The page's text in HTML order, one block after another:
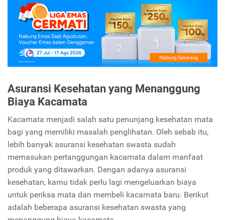
Asuransi Kesehatan yang Menanggung
Biaya Kacamata
Kacamata menjadi salah satu penunjang kesehatan mata
bagi yang memiliki masalah penglihatan. Oleh sebab itu,
lebih banyak asuransi kesehatan swasta sudah
memasukan pertanggungan kacamata dalam manfaat
produk yang ditawarkan. Dengan adanya asuransi
kesehatan, kamu tidak perlu lagi mengeluarkan biaya
untuk periksa mata dan membeli kacamata baru. Berikut
adalah beberapa asuransi kesehatan swasta yang